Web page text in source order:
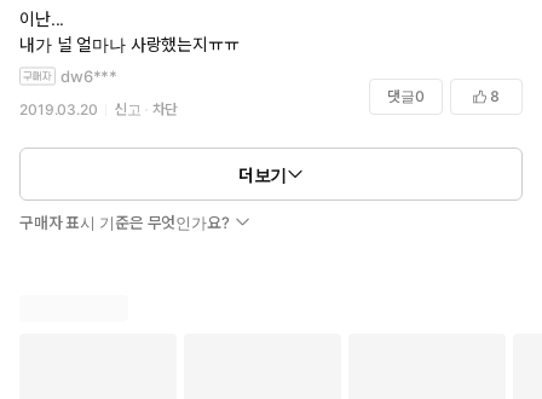
이난...
내가 널 얼마나 사랑했는지ㅠㅠ
dw6***
2019.03.20 신고 차단
댓글0 8
더보기
구매자 표시 기준은 무엇인가요?